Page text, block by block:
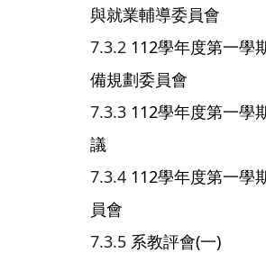
與就業輔導委員會
112學年度第一學
備規劃委員會
112學年度第一學
議
112學年度第一學
員會
系教評會(一)